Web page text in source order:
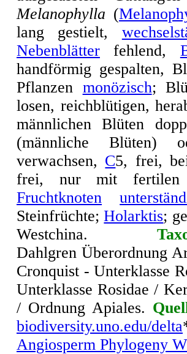
Melanophylla (
lang gestielt,
Nebenblätter fehlend,
handförmig gespalten,
Pflanzen monözisch;
losen, reichblütigen,
männlichen Blüten
(männliche Blüten)
verwachsen, C5, frei,
frei, nur mit fertilen
Fruchtknoten
Steinfrüchte;Holarktis;
Westchina.
Dahlgren Überordnung
Cronquist - Unterklasse
Unterklasse Rosidae /
/ Ordnung Apiales.
biodiversity.uno.edu/delta
Angiosperm Phylogeny